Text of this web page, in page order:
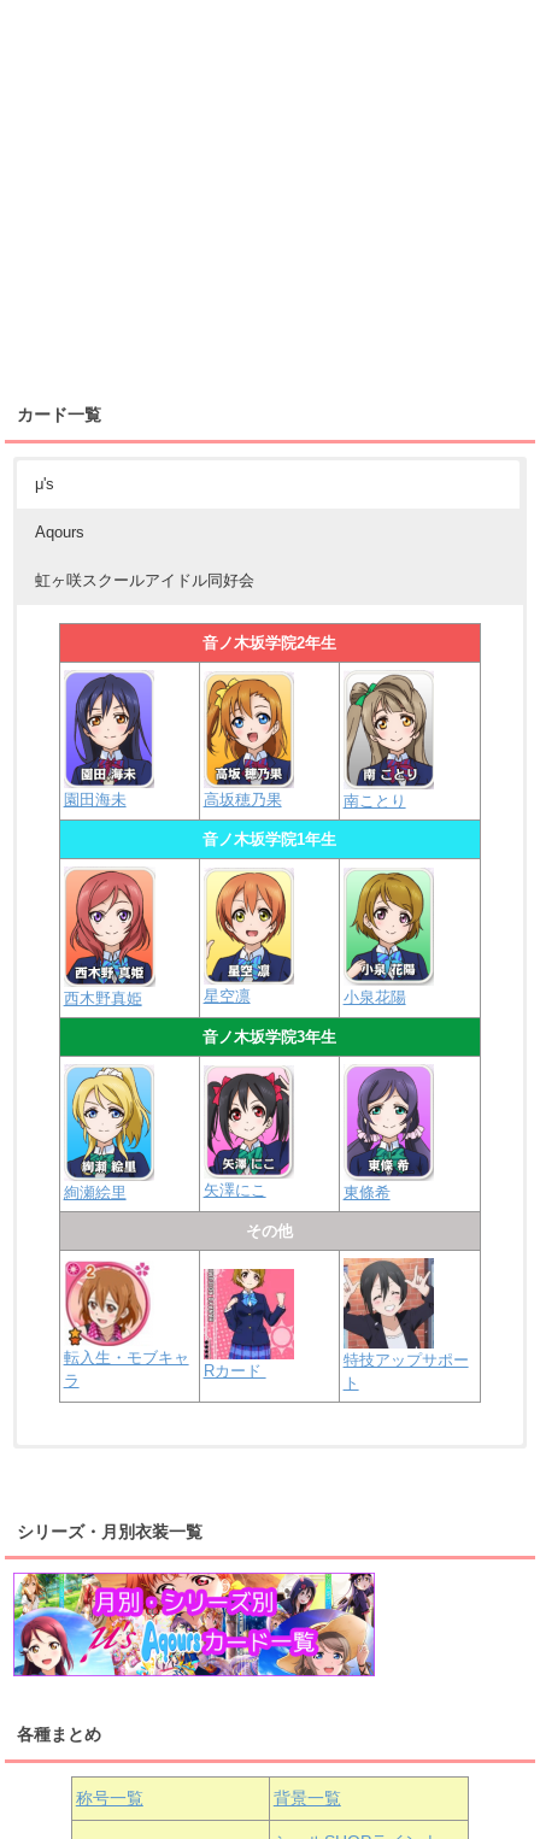
カード一覧
μ's
Aqours
虹ヶ咲スクールアイドル同好会
音ノ木坂学院2年生
園田海未 高坂穂乃果 南ことり
音ノ木坂学院1年生
西木野真姫 星空凛 小泉花陽
音ノ木坂学院3年生
絢瀬絵里 矢澤にこ 東條希
その他
転入生・モブキャ
ラ
Rカード
特技アップサポー
ト
桜内梨子 高海千歌 渡辺曜
浦の星女学院1年生
津島善子 黒澤ルビィ
浦の星女学院3年生
上原歩夢 宮下愛 優木せつ菜
虹ヶ咲学園1年生
中須かすみ 天王寺璃奈
シリーズ・月別衣装一覧
各種まとめ
称号一覧 背景一覧